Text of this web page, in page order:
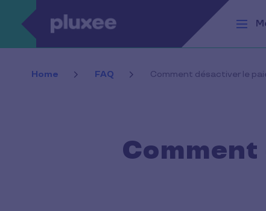
Aller au contenu principal
Home FAQ Comment désactiver le